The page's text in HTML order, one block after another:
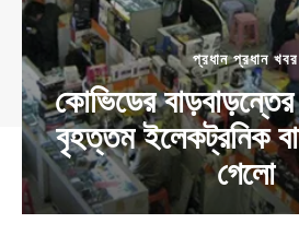
প্রধান প্রধান খবর
কোভিডের
বৃহত্তম ইলেকট্রনিক
গেলো